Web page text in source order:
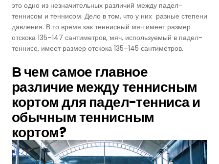
это одно из незначительных различий между падел-
теннисом и теннисом. Дело в том, что у них разные степени
давления. В то время как теннисный мяч имеет размер
отскока 135–147 сантиметров, мяч, используемый в падел-
теннисе, имеет размер отскока 135–145 сантиметров.
В чем самое главное
различие между теннисным
кортом для падел-тенниса и
обычнымтеннисным
кортом?